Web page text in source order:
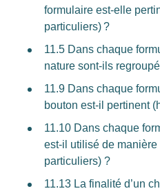
formulaire est-elle
particuliers) ?
11.5 Dans chaque
nature sont-ils
11.9 Dans chaque
bouton est-il pertinent
11.10 Dans chaque
est-il utilisé de
particuliers) ?
11.13 La finalité d’un